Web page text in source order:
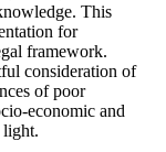
This
for
framework.
consideration of
of poor
economic and
light.